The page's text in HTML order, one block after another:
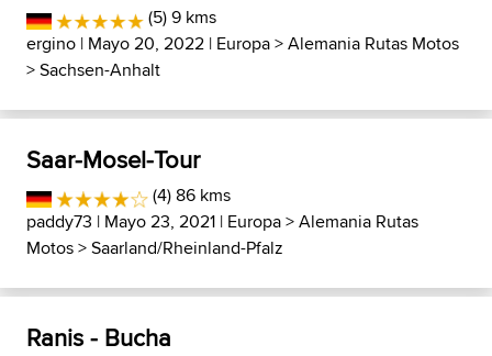
(5) 9 kms
ergino | Mayo 20, 2022 | Europa>Alemania Rutas Motos
>Sachsen-Anhalt
Saar-Mosel-Tour
(4) 86 kms
paddy73 | Mayo 23, 2021 | Europa>Alemania Rutas
Motos>Saarland/Rheinland-Pfalz
Ranis - Bucha